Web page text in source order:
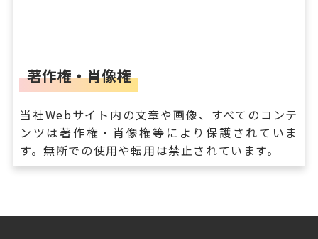
著作権・肖像権
当社Webサイト内の文章や画像、すべてのコンテ
ンツは著作権・肖像権等により保護されていま
す。無断での使用や転用は禁止されています。